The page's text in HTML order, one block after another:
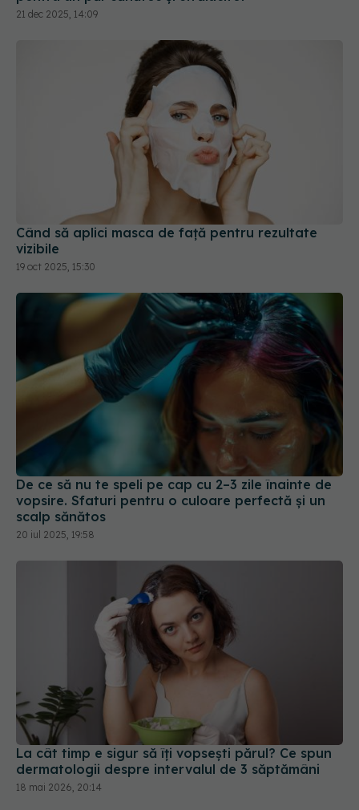
Când să aplici masca de față pentru rezultate
De ce să nu te speli pe cap cu 2–3 zile înainte de
vopsire. Sfaturi pentru o culoare perfectă și un
scalp sănătos
20 iul 2025, 19:58
La cât timp e sigur să îți vopsești părul? Ce spun
dermatologii despre intervalul de 3 săptămâni
18 mai 2026, 20:14